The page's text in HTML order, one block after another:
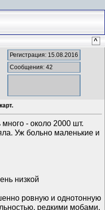
^
Регистрация: 15.08.2016
Сообщения: 42
- около 2000 шт.
Уж больно маленькие и
низкой
ровную и однотонную
редкими мобами,